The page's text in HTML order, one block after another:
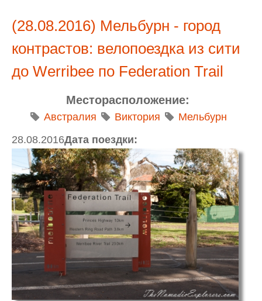
(28.08.2016) Мельбурн - город
контрастов: велопоездка из сити
до Werribee по Federation Trail
Месторасположение:
Австралия Виктория
Мельбурн
Дата поездки:
28.08.2016